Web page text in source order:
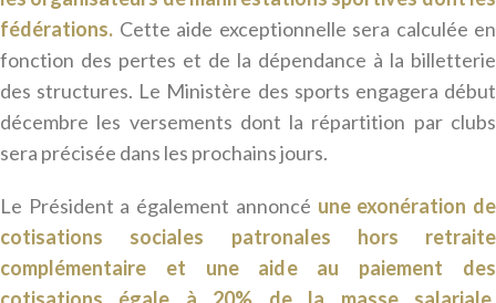
fédérations. Cette aide exceptionnelle sera calculée en
fonction des pertes et de la dépendance à la billetterie
des structures. Le Ministère des sports engagera début
décembre les versements dont la répartition par clubs
sera précisée dans les prochains jours.
Le Président a également annoncé une exonération de
cotisations sociales patronales hors retraite
complémentaire et une aide au paiement des